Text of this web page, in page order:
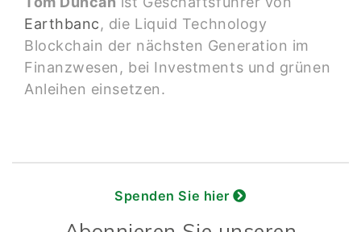
Earthbanc, die Liquid Technology
Blockchain der nächsten Generation im
Finanzwesen, bei Investments und grünen
Anleihen einsetzen.
Spenden Sie hier